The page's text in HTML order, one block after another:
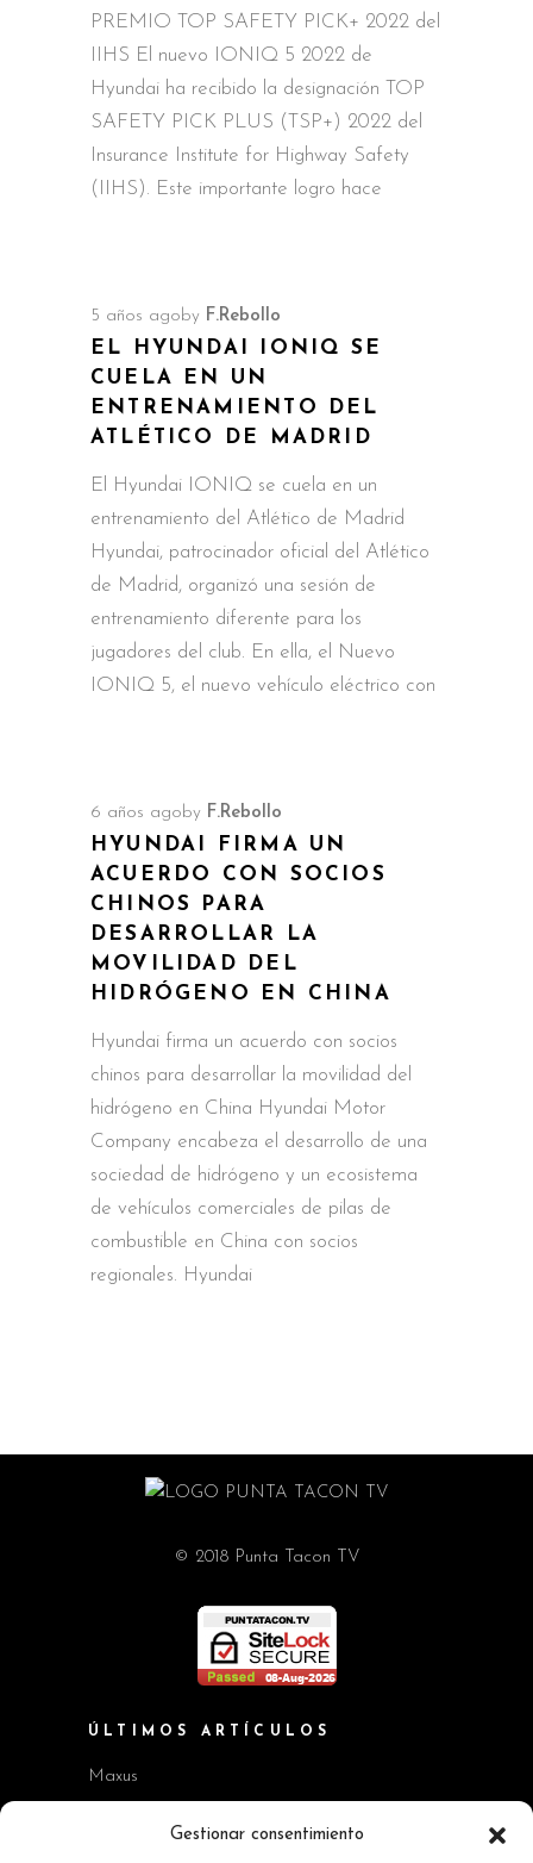
Gestionar consentimiento
PREMIO TOP SAFETY PICK+ 2022 del
IIHS El nuevo IONIQ 5 2022 de
Hyundai ha recibido la designación TOP
SAFETY PICK PLUS (TSP+) 2022 del
Insurance Institute for Highway Safety
(IIHS). Este importante logro hace
5 años ago by F.Rebollo
EL HYUNDAI IONIQ SE
CUELA EN UN
ENTRENAMIENTO DEL
ATLÉTICO DE MADRID
El Hyundai IONIQ se cuela en un
entrenamiento del Atlético de Madrid
Hyundai, patrocinador oficial del Atlético
de Madrid, organizó una sesión de
entrenamiento diferente para los
jugadores del club. En ella, el Nuevo
IONIQ 5, el nuevo vehículo eléctrico con
6 años ago by F.Rebollo
HYUNDAI FIRMA UN
ACUERDO CON SOCIOS
CHINOS PARA
DESARROLLAR LA
MOVILIDAD DEL
HIDRÓGENO EN CHINA
Hyundai firma un acuerdo con socios
chinos para desarrollar la movilidad del
hidrógeno en China Hyundai Motor
Company encabeza el desarrollo de una
sociedad de hidrógeno y un ecosistema
de vehículos comerciales de pilas de
combustible en China con socios
regionales. Hyundai
© 2018 Punta Tacon TV
ÚLTIMOS ARTÍCULOS
Maxus
Workshop BMW Neue Klasse